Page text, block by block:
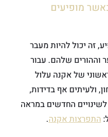
מופיעים
זה יכול להיות מעבר
וההורים שלהם. עבור
של אקנה עלול
ולעיתים אף בדידות,
החדשים במראה
התפרצות אקנה.